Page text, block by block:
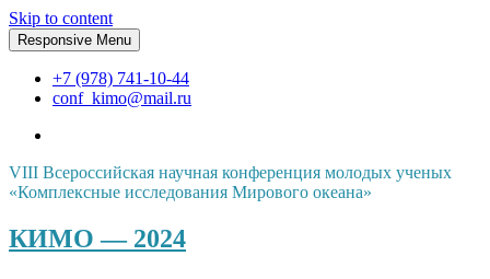
Skip to content
Responsive Menu
+7 (978) 741-10-44
conf_kimo@mail.ru
VIII Всероссийская научная конференция молодых ученых
«Комплексные исследования Мирового океана»
КИМО — 2024